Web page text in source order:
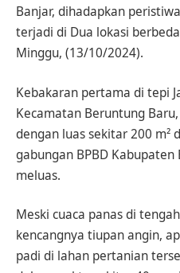
Banjar, dihadapkan
terjadi di Dua lokasi
Minggu, (13/10/2024).
Kebakaran pertama di tepi
Kecamatan Beruntung
dengan luas sekitar 200 m²
gabungan BPBD
meluas.
Meski cuaca panas di
kencangnya tiupan angin,
padi di lahan pertanian